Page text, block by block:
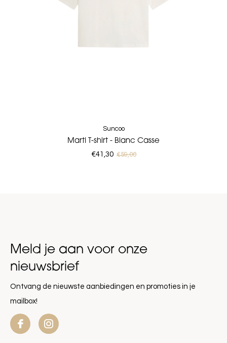
Suncoo
Marti T-shirt - Blanc Casse
€41,30 €59,00
Meld je aan voor onze
nieuwsbrief
Ontvang de nieuwste aanbiedingen en promoties in je
mailbox!